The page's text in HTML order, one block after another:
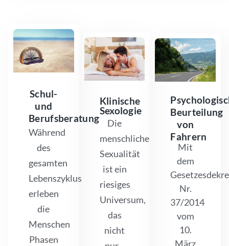
Schul-
und
Berufsberatung
Während
des
gesamten
Lebenszyklus
erleben
die
Menschen
Phasen
Klinische
Sexologie
Die
menschliche
Sexualität
ist ein
riesiges
Universum,
das
nicht
Beurteilung
von
Fahrern
Mit
dem
Nr.
37/2014
vom
10.
März